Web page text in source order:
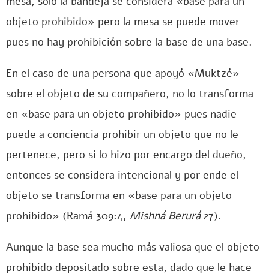
objeto prohibido» pero la mesa se puede mover
pues no hay prohibición sobre la base de una base.
En el caso de una persona que apoyó «Muktzé»
sobre el objeto de su compañero, no lo transforma
en «base para un objeto prohibido» pues nadie
puede a conciencia prohibir un objeto que no le
pertenece, pero si lo hizo por encargo del dueño,
entonces se considera intencional y por ende el
objeto se transforma en «base para un objeto
prohibido» (Ramá 309:4, Mishná Berurá27).
Aunque la base sea mucho más valiosa que el objeto
prohibido depositado sobre esta, dado que le hace